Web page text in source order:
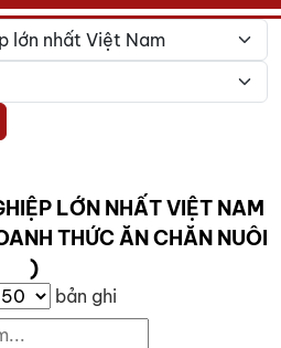
LỚN NHẤT VIỆT NAM
THỨC ĂN CHĂN NUÔI
)
bản ghi